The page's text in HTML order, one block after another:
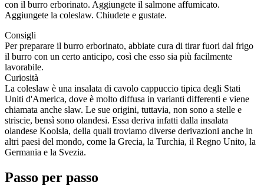
con il burro erborinato. Aggiungete il salmone affumicato.
Aggiungete la coleslaw. Chiudete e gustate.
Consigli
Per preparare il burro erborinato, abbiate cura di tirar fuori dal frigo
il burro con un certo anticipo, così che esso sia più facilmente
lavorabile.
Curiosità
La coleslaw è una insalata di cavolo cappuccio tipica degli Stati
Uniti d'America, dove è molto diffusa in varianti differenti e viene
chiamata anche slaw. Le sue origini, tuttavia, non sono a stelle e
striscie, bensì sono olandesi. Essa deriva infatti dalla insalata
olandese Koolsla, della quali troviamo diverse derivazioni anche in
altri paesi del mondo, come la Grecia, la Turchia, il Regno Unito, la
Germania e la Svezia.
Passo per passo